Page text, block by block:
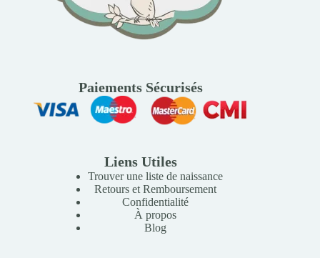
Paiements Sécurisés
Liens Utiles
Trouver une liste de naissance
Retours et Remboursement
Confidentialité
À propos
Blog